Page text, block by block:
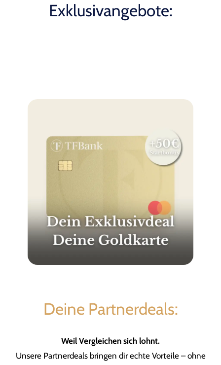
Exklusivangebote:
Deine Partnerdeals:
Weil Vergleichen sich lohnt.
Unsere Partnerdeals bringen dir echte Vorteile – ohne